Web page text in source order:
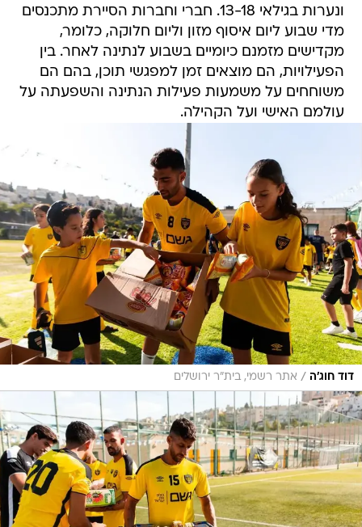
ונערות בגילאי 13-18. חברי וחברות הסיירת מתכנסים
מדי שבוע ליום איסוף מזון וליום חלוקה, כלומר,
מקדישים מזמנם כיומיים בשבוע לנתינה לאחר. בין
הפעילויות, הם מוצאים זמן למפגשי תוכן, בהם הם
משוחחים על משמעות פעילות הנתינה והשפעתה על
עולמם האישי ועל הקהילה.
דוד חוג'ה / אתר רשמי, בית"ר ירושלים